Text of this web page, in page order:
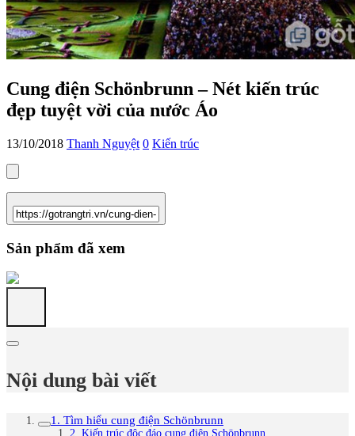
Cung điện Schönbrunn – Nét kiến trúc
đẹp tuyệt vời của nước Áo
13/10/2018 Thanh Nguyệt 0 Kiến trúc
Sản phẩm đã xem
Nội dung bài viết
1. Tìm hiểu cung điện Schönbrunn
2. Kiến trúc độc đáo cung điện Schönbrunn